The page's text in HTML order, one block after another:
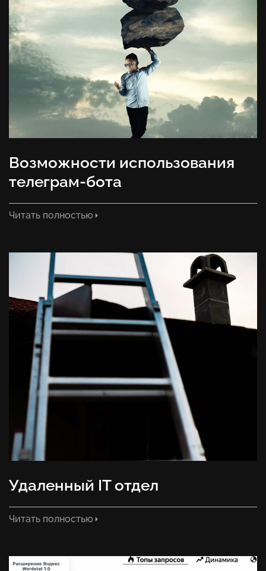
Возможности использования
телеграм-бота
Читать полностью
Удаленный IT отдел
Читать полностью